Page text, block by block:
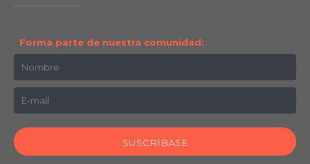
Forma parte de nuestra comunidad: